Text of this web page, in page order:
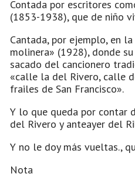
Contada por escritores
(1853-1938), que de niño
Cantada, por ejemplo, en
molinera» (1928), donde
sacado del cancionero
«calle la del Rivero, calle
frailes de San Francisco».
Y lo que queda por contar
del Rivero y anteayer del
Y no le doy más vueltas.,
Nota